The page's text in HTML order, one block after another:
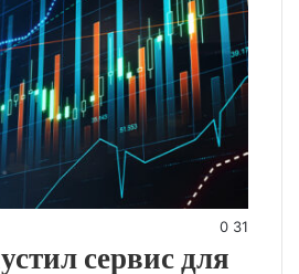
0 31
сервис для